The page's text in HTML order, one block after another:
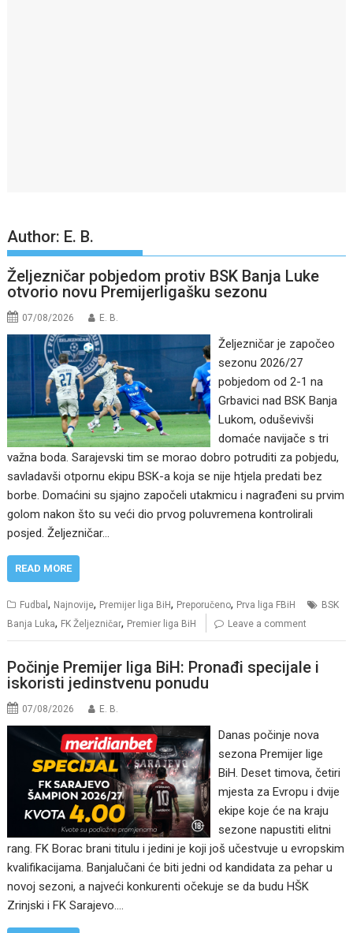
Author: E. B.
Željezničar pobjedom protiv BSK Banja Luke
otvorio novu Premijerligašku sezonu
07/08/2026 E. B.
Željezničar je započeo
sezonu 2026/27
pobjedom od 2-1 na
Grbavici nad BSK Banja
Lukom, oduševivši
domaće navijače s tri
važna boda. Sarajevski tim se morao dobro potruditi za pobjedu,
savladavši otpornu ekipu BSK-a koja se nije htjela predati bez
borbe. Domaćini su sjajno započeli utakmicu i nagrađeni su prvim
golom nakon što su veći dio prvog poluvremena kontrolirali
posjed. Željezničar…
READ MORE
Fudbal, Najnovije, Premijer liga BiH, Preporučeno, Prva liga FBiH
BSK
Banja Luka, FK Željezničar, Premier liga BiH Leave a comment
Počinje Premijer liga BiH: Pronađi specijale i
iskoristi jedinstvenu ponudu
07/08/2026 E. B.
Danas počinje nova
sezona Premijer lige
BiH. Deset timova, četiri
mjesta za Evropu i dvije
ekipe koje će na kraju
sezone napustiti elitni
rang. FK Borac brani titulu i jedini je koji još učestvuje u evropskim
kvalifikacijama. Banjalučani će biti jedni od kandidata za pehar u
novoj sezoni, a najveći konkurenti očekuje se da budu HŠK
Zrinjski i FK Sarajevo.…